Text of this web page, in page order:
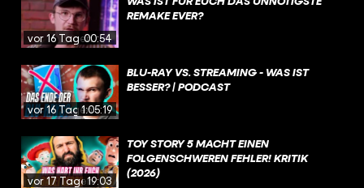
vor 16 Tagen00:54
REMAKE EVER?
vor 16 Tagen1:05:19
BLU-RAY VS. STREAMING - WAS IST
BESSER? | PODCAST
vor 17 Tagen19:03
TOY STORY 5 MACHT EINEN
FOLGENSCHWEREN FEHLER! KRITIK
(2026)